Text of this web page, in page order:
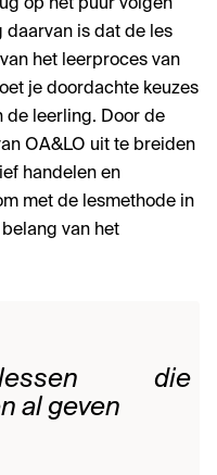
op het puur volgen
daarvan is dat de les
het leerproces van
je doordachte keuzes
de leerling. Door de
OA&LO uit te breiden
handelen en
met de lesmethode in
van het
die
al geven